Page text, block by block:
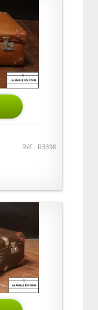
Réf.: R3398